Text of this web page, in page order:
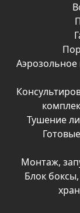
Тушение
Монтаж,
Блок